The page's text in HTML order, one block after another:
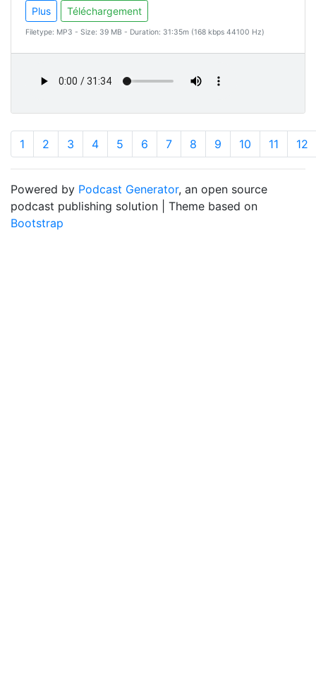
Plus Téléchargement
Filetype: MP3 - Size: 39 MB - Duration: 31:35m (168 kbps 44100 Hz)
1 2 3 4 5 6 7 8 9 10 11 12
Powered by Podcast Generator, an open source
podcast publishing solution | Theme based on
Bootstrap